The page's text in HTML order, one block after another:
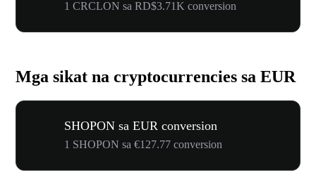
1 CRCLON sa RD$3.71K conversion
Mga sikat na cryptocurrencies sa EUR
SHOPON sa EUR conversion
1 SHOPON sa €127.77 conversion